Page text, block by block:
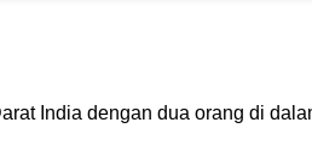
India dengan dua orang di